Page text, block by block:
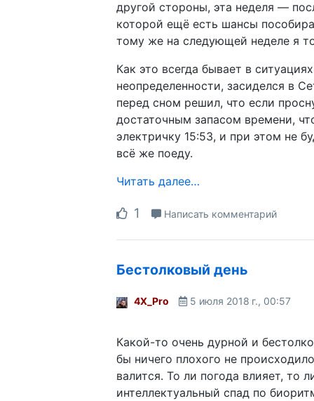
другой стороны, эта неделя —
которой ещё есть шансы
тому же на следующей неделе я
Как это всегда бывает в ситуациях
неопределенности, засиделся в
перед сном решил, что если
достаточным запасом времени,
электричку 15:53, и при этом не
всё же поеду.
Читать далее…
1 Написать комментарий
Бестолковый день
4X_Pro 5 июля 2018 г., 00:57
Какой-то очень дурной и
бы ничего плохого не
валится. То ли погода влияет, то
интеллектуальный спад по